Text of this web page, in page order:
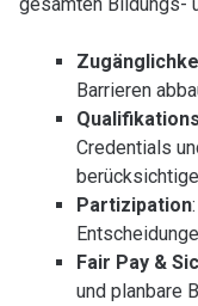
Barrieren
Credentials
Partizipation
Fair Pay &
und planbare